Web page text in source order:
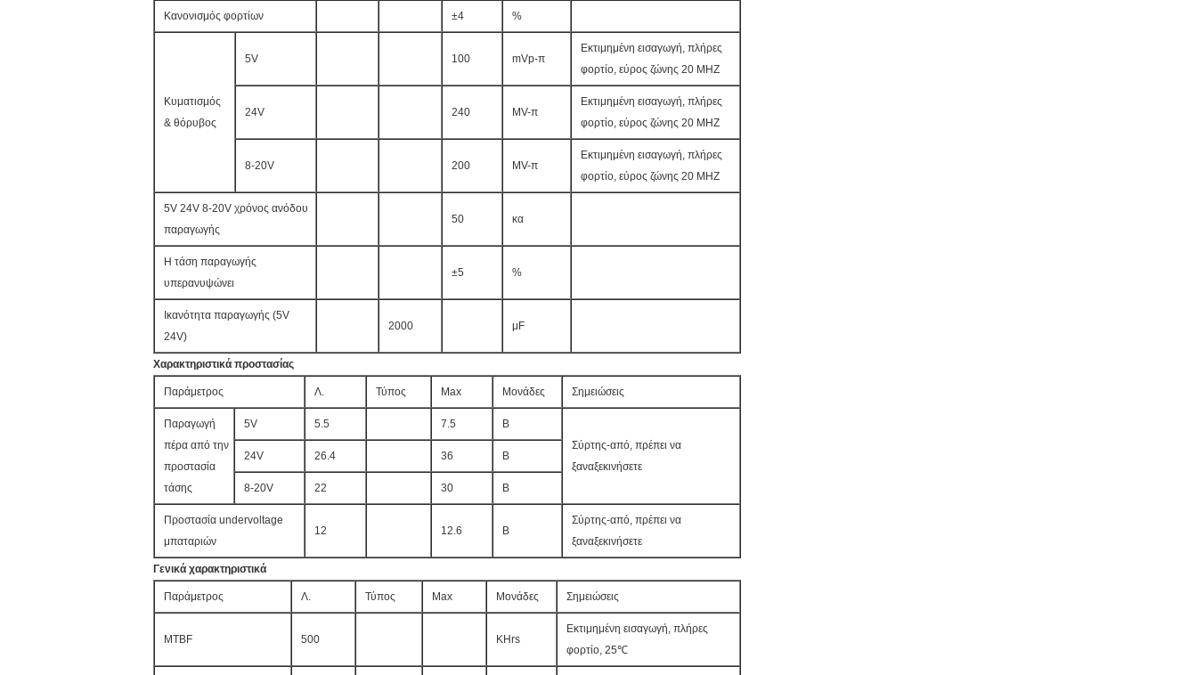
Κανονισμός φορτίων ±4 %
Κυματισμός
& θόρυβος
5V 100 mVp-π
Εκτιμημένη εισαγωγή, πλήρες
φορτίο, εύρος ζώνης 20 MHZ
24V 240 MV-π
Εκτιμημένη εισαγωγή, πλήρες
φορτίο, εύρος ζώνης 20 MHZ
8-20V 200 MV-π
Εκτιμημένη εισαγωγή, πλήρες
φορτίο, εύρος ζώνης 20 MHZ
5V 24V 8-20V χρόνος ανόδου
παραγωγής
50 κα
Η τάση παραγωγής
υπερανυψώνει
±5 %
Ικανότητα παραγωγής (5V
24V)
2000 μF
Χαρακτηριστικά προστασίας
Παράμετρος Λ. Τύπος Max Μονάδες Σημειώσεις
Παραγωγή
πέρα από την
προστασία
τάσης
5V 5.5 7.5
Β
Σύρτης-από, πρέπει να
ξαναξεκινήσετε
24V 26.4 36 Β
8-20V 22 30 Β
Προστασία undervoltage
μπαταριών
12 12.6 Β
Σύρτης-από, πρέπει να
ξαναξεκινήσετε
Γενικά χαρακτηριστικά
Παράμετρος Λ. Τύπος Max Μονάδες Σημειώσεις
MTBF 500 KHrs
Εκτιμημένη εισαγωγή, πλήρες
φορτίο, 25℃